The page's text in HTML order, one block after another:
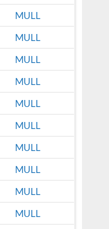
MULL
MULL
MULL
MULL
MULL
MULL
MULL
MULL
MULL
MULL